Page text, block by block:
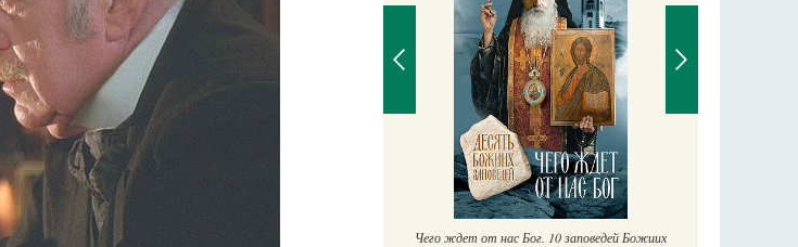
Великомученик Георгий Победоносец. Научись у
Чего ждет от нас Бог. 10 заповедей Божиих